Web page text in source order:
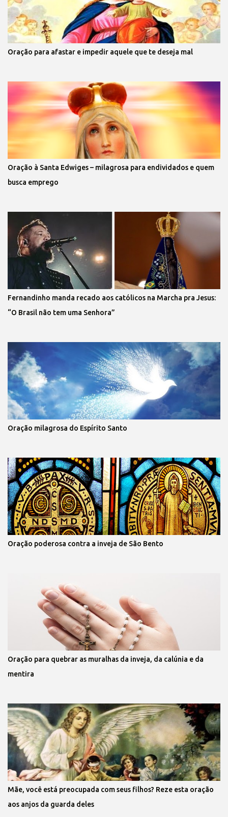
Oração para afastar e impedir aquele que te deseja mal
Oração à Santa Edwiges – milagrosa para endividados e quem
busca emprego
Fernandinho manda recado aos católicos na Marcha pra Jesus:
“O Brasil não tem uma Senhora”
Oração milagrosa do Espírito Santo
Oração poderosa contra a inveja de São Bento
Oração para quebrar as muralhas da inveja, da calúnia e da
mentira
Mãe, você está preocupada com seus filhos? Reze esta oração
aos anjos da guarda deles